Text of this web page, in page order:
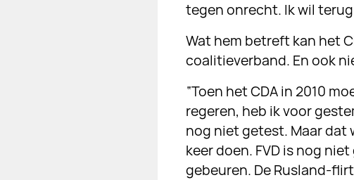
tegen onrecht. Ik wil
Wat hem betreft kan het
coalitieverband. En ook
“Toen het CDA in 2010
regeren, heb ik voor
nog niet getest. Maar dat
keer doen. FVD is nog
gebeuren. De Rusland-